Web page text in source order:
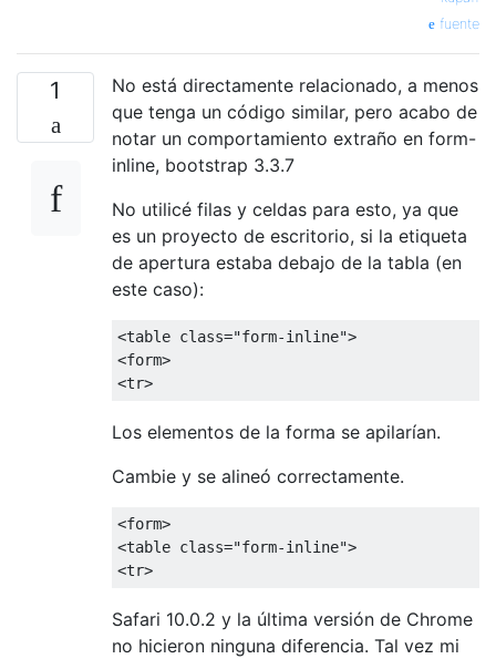
fuente
1
No está directamente relacionado, a menos
que tenga un código similar, pero acabo de
notar un comportamiento extraño en form-
inline, bootstrap 3.3.7
No utilicé filas y celdas para esto, ya que
es un proyecto de escritorio, si la etiqueta
de apertura estaba debajo de la tabla (en
este caso):
<table class="form-inline">
<form>
<tr>
Los elementos de la forma se apilarían.
Cambie y se alineó correctamente.
<form>
<table class="form-inline">
<tr>
Safari 10.0.2 y la última versión de Chrome
no hicieron ninguna diferencia. Tal vez mi